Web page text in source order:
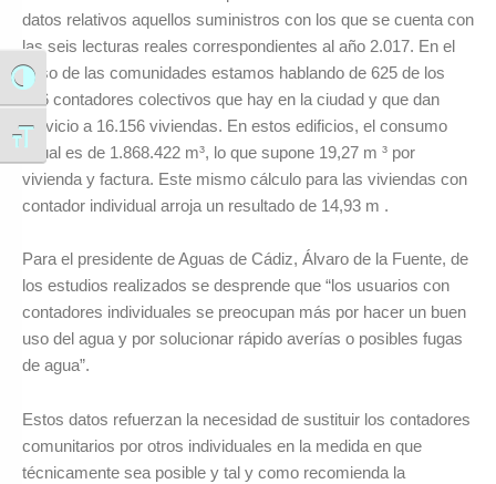
Alternar alto contraste
Alternar tamaño de letra
datos relativos aquellos suministros con los que se cuenta con
las seis lecturas reales correspondientes al año 2.017. En el
caso de las comunidades estamos hablando de 625 de los
686 contadores colectivos que hay en la ciudad y que dan
servicio a 16.156 viviendas. En estos edificios, el consumo
anual es de 1.868.422 m³, lo que supone 19,27 m ³ por
vivienda y factura. Este mismo cálculo para las viviendas con
contador individual arroja un resultado de 14,93 m .
Para el presidente de Aguas de Cádiz, Álvaro de la Fuente, de
los estudios realizados se desprende que “los usuarios con
contadores individuales se preocupan más por hacer un buen
uso del agua y por solucionar rápido averías o posibles fugas
de agua”.
Estos datos refuerzan la necesidad de sustituir los contadores
comunitarios por otros individuales en la medida en que
técnicamente sea posible y tal y como recomienda la